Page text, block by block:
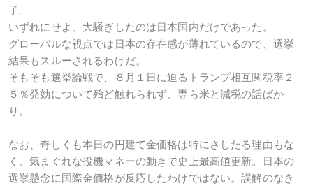
子。
いずれにせよ、大騒ぎしたのは日本国内だけであった。
グローバルな視点では日本の存在感が薄れているので、選挙
結果もスルーされるわけだ。
そもそも選挙論戦で、８月１日に迫るトランプ相互関税率２
５％発効について殆ど触れられず、専ら米と減税の話ばか
り。
なお、奇しくも本日の円建て金価格は特にさしたる理由もな
く、気まぐれな投機マネーの動きで史上最高値更新。日本の
選挙懸念に国際金価格が反応したわけではない。誤解のなき